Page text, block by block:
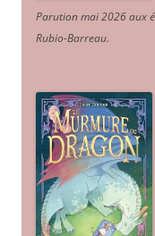
Parution mai 2026 aux
Rubio-Barreau.